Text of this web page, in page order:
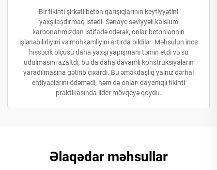
Bir tikinti şirkəti beton qarışıqlarının keyfiyyətini
yaxşılaşdırmaq istədi. Sənaye səviyyəli kalsium
karbonatımızdan istifadə edərək, onlar betonlarının
işlənəbilirliyini və möhkəmliyini artırda bildilər. Məhsulun ince
hissəcik ölçüsü daha yaxşı yapışmanı təmin etdi və su
udulmasını azaltdı, bu da daha davamlı konstruksiyaların
yaradılmasına gətirib çıxardı. Bu əməkdaşlıq yalnız dərhal
ehtiyaclarını ödəmədi, həm də onları dayanıqlı tikinti
praktikasında lider mövqeyə qoydu.
Əlaqədar məhsullar